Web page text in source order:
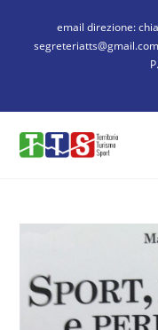
email direzione: